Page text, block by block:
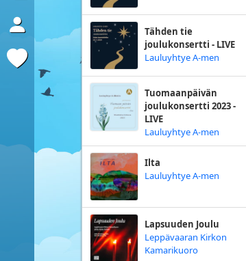
Tähden tie
joulukonsertti - LIVE
Lauluyhtye A-men
Tuomaanpäivän
joulukonsertti 2023 -
LIVE
Lauluyhtye A-men
Ilta
Lauluyhtye A-men
Lapsuuden Joulu
Leppävaaran Kirkon
Kamarikuoro